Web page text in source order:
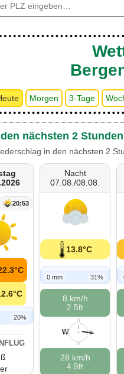
Morgen 3-Tage
nächsten 2
in den nächsten 2
20:53
20%
Nacht
07.08./08.08.
13.8°C
0 mm 31%
8 km/h
2 Bft
N
O
S
W
W
28 km/h
4 Bft